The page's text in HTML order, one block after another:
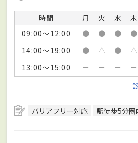
時間 月 火 水 木
09:00～12:00
● ● ● ●
14:00～19:00
● △ ● △
13:00～15:00
－ － － －
バリアフリー対応 駅徒歩5分圏